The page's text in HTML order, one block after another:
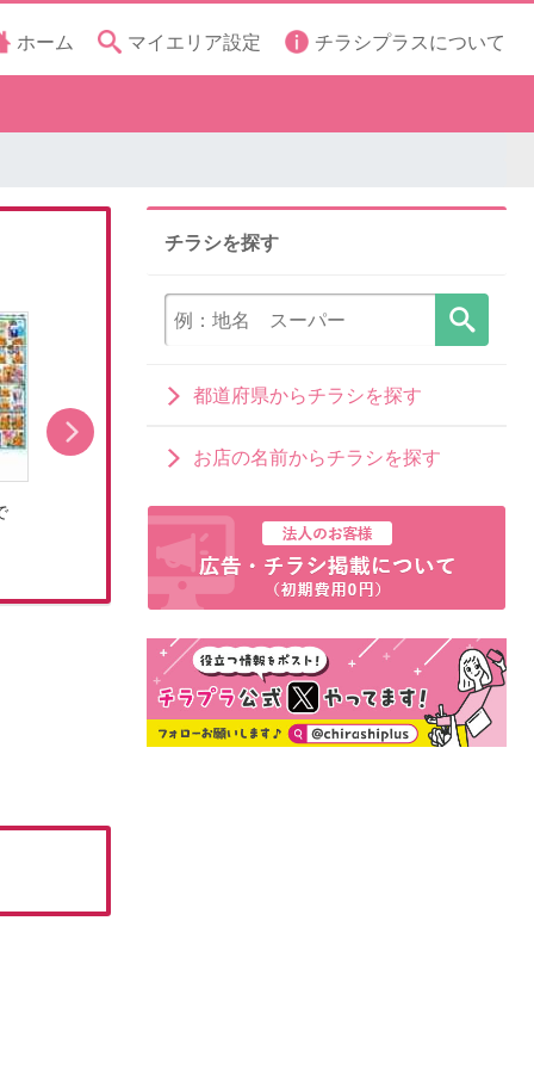
ホーム マイエリア設定 チラシプラスについて
2026年8月5日〜10日まで
チラシを探す
都道府県からチラシを探す
お店の名前からチラシを探す